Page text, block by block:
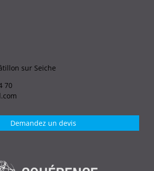
sur Seiche
70
Demandez un devis